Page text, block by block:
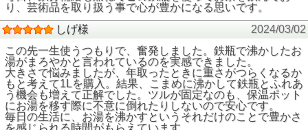
り、芸術品を取り扱う事で心が豊かになる思いです。
しげ様
2024/03/02
この先一生使うつもりで、奮発しました。鉄瓶で沸かしたお
湯がまろやかと言われているのを実感できました。
大きさで悩みましたが、年取ったときに重さがつらくなるか
もと考えて1Lを購入。結果、こまめに沸かして鉄瓶とふれあ
う機会も増えて正解でした。ツルが固定なのも、保温ポット
にお湯を移す際に不意に倒れたりしないので安心です。
毎日の生活に、お湯を沸かすというそれだけのことで豊かさ
を感じられる時間がもらえています。